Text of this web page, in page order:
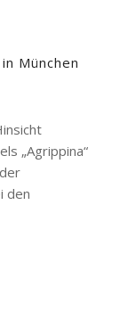
München
„Agrippina“
den